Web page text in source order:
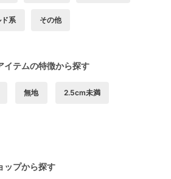
系 その他
イテムの特徴から探す
無地 2.5cm未満
ップから探す